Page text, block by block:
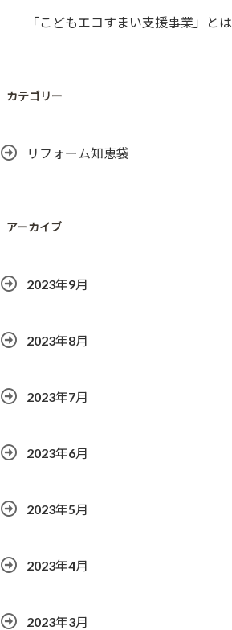
「こどもエコすまい支援事業」とは
カテゴリー
リフォーム知恵袋
アーカイブ
2023年9月
2023年8月
2023年7月
2023年6月
2023年5月
2023年4月
2023年3月